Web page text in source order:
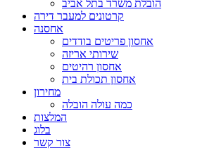
הובלת משרד בתל אביב
קרטונים למעבר דירה
אחסנה
אחסון פריטים בודדים
שירותי אריזה
אחסון רהיטים
אחסון תכולת בית
מחירון
כמה עולה הובלה
המלצות
בלוג
צור קשר